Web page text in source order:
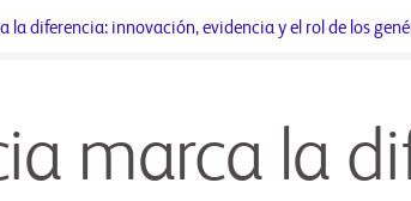
la diferencia: innovación, evidencia y el rol de los
marca la